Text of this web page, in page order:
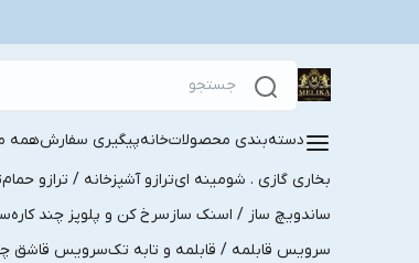
دسته‌بندی محصولاتخانهپیگیری سفارشهمه
بخاری گازی . شومینه ایترازو آشپزخانه / ترازو حمام
ساندویچ ساز / اسنک سازسرخ کن و پلوپز چند کاره
سرویس قابلمه / قابلمه و تابه تکسرویس قاشق